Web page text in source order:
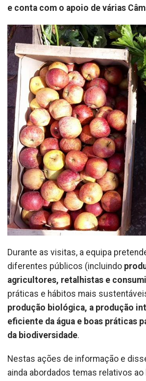
e conta com o apoio de várias
Durante as visitas, a equipa
diferentes públicos (incluindo
agricultores, retalhistas e
práticas e hábitos mais
produção biológica, a produção
eficiente da água e boas práticas
da biodiversidade.
Nestas ações de informação e
ainda abordados temas relativos ao